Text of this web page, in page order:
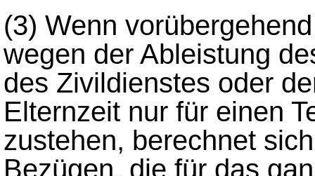
(3) Wenn
wegen der Ableistung
des Zivildienstes oder
Elternzeit nur für einen
zustehen, berechnet
Bezügen, die für das